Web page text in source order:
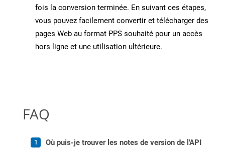
fois la conversion terminée. En suivant ces étapes,
vous pouvez facilement convertir et télécharger des
pages Web au format PPS souhaité pour un accès
hors ligne et une utilisation ultérieure.
FAQ
Où puis-je trouver les notes de version de l'API